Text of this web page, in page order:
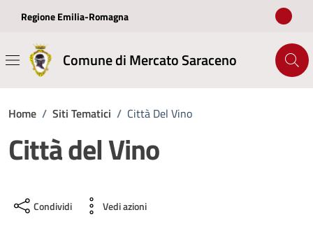
Regione Emilia-Romagna
Comune di Mercato Saraceno
Home / Siti Tematici / Città Del Vino
Città del Vino
Condividi Vedi azioni